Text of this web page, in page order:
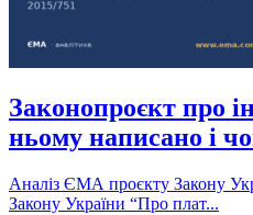
Законопроєкт про
ньому написано і
Аналіз ЄМА проєкту Закону
Закону України “Про плат...